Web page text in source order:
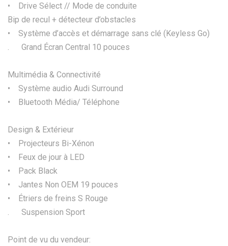
• Drive Sélect // Mode de conduite
Bip de recul + détecteur d’obstacles
• Système d’accès et démarrage sans clé (Keyless Go)
. Grand Écran Central 10 pouces
Multimédia & Connectivité
• Système audio Audi Surround
• Bluetooth Média/ Téléphone
Design & Extérieur
• Projecteurs Bi-Xénon
• Feux de jour à LED
• Pack Black
• Jantes Non OEM 19 pouces
• Étriers de freins S Rouge
. Suspension Sport
Point de vu du vendeur: